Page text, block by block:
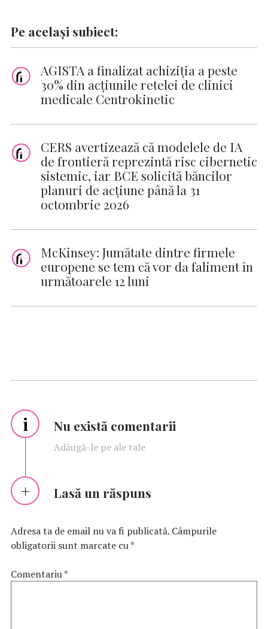
Pe același subiect:
AGISTA a finalizat achiziția a peste
30% din acțiunile retelei de clinici
medicale Centrokinetic
CERS avertizează că modelele de IA
de frontieră reprezintă risc cibernetic
sistemic, iar BCE solicită băncilor
planuri de acțiune până la 31
octombrie 2026
McKinsey: Jumătate dintre firmele
europene se tem că vor da faliment în
următoarele 12 luni
i Nu există comentarii
Adăugă-le pe ale tale
Lasă un răspuns
Adresa ta de email nu va fi publicată. Câmpurile
obligatorii sunt marcate cu*
Comentariu*